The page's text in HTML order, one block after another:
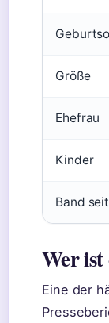
Größe
Ehefrau
Kinder
Band seit
Wer ist
Eine der